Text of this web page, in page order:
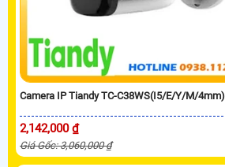
Camera IP Tiandy TC-C38WS(I5/E/Y/M/4mm)
2,142,000 ₫
Giá Gốc: 3,060,000 ₫